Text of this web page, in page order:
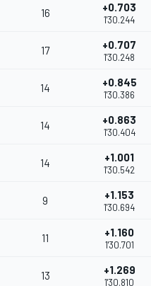
16 +0.703
1'30.244
17 +0.707
1'30.248
14 +0.845
1'30.386
14 +0.863
1'30.404
14 +1.001
1'30.542
9 +1.153
1'30.694
11 +1.160
1'30.701
13 +1.269
1'30.810